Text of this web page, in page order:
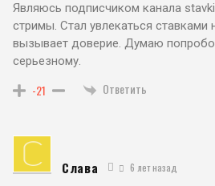
Являюсь подписчиком канала
стримы. Стал увлекаться ставками
вызывает доверие. Думаю
серьезному.
-21 Ответить
Слава 6 лет назад